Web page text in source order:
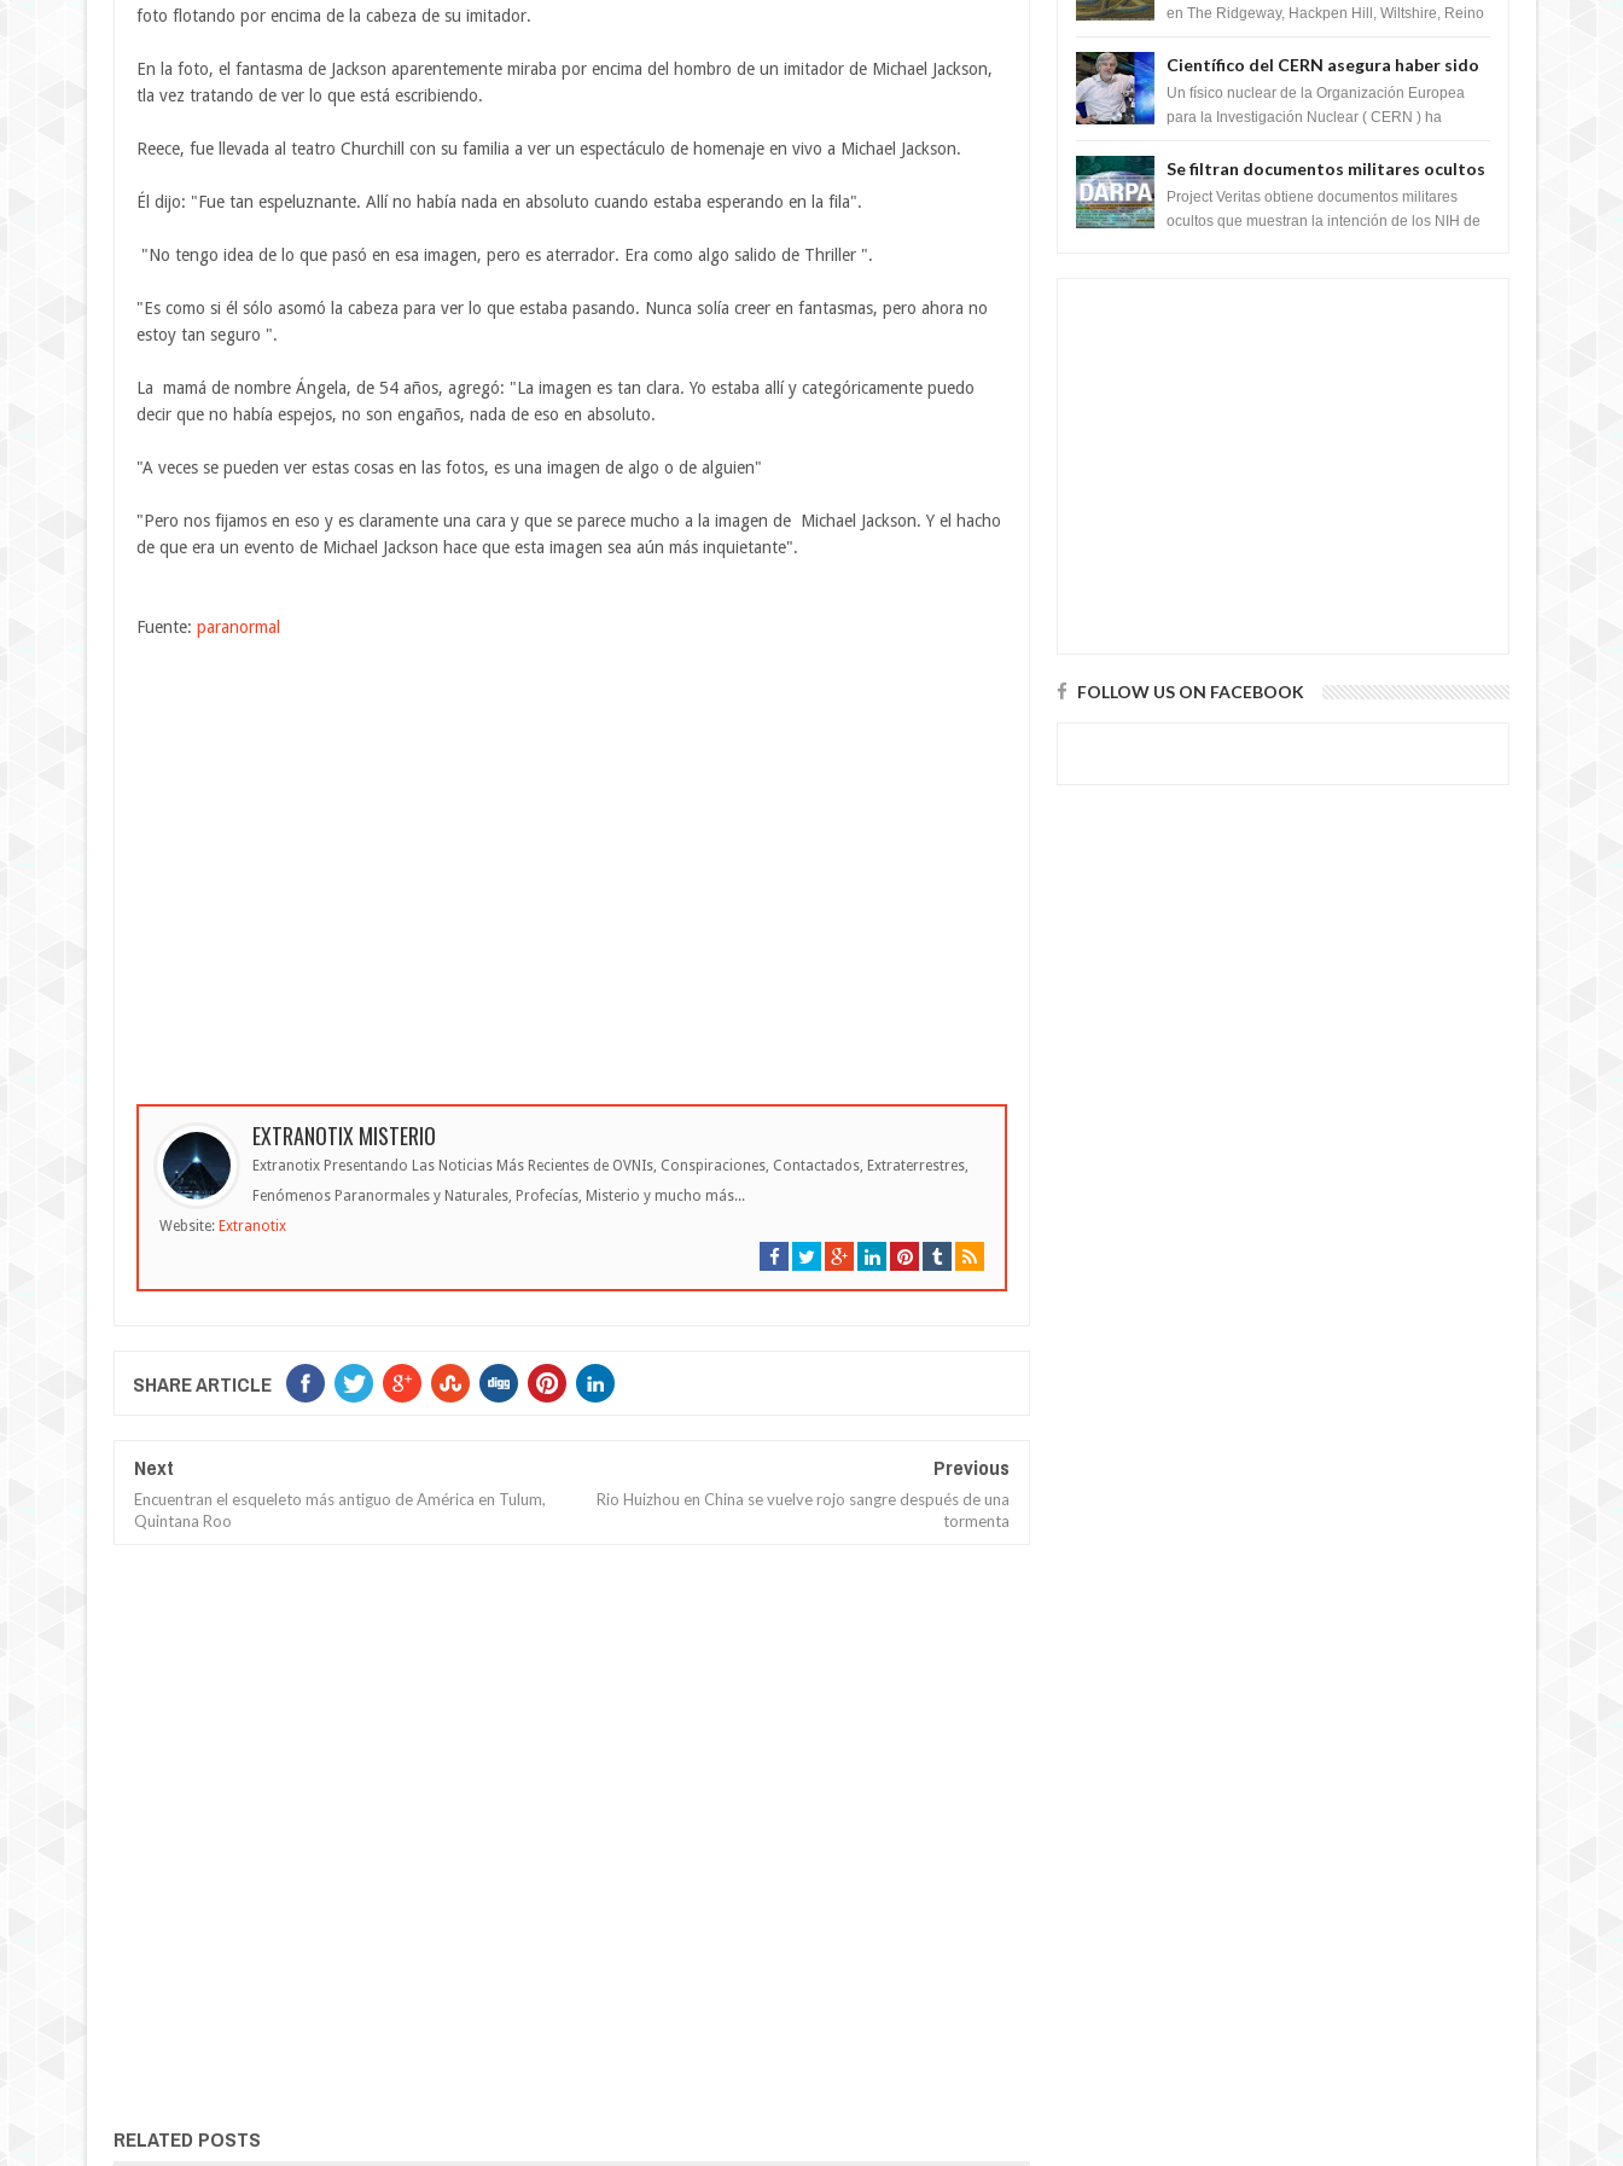
foto flotando por encima de la cabeza de su imitador.
En la foto, el fantasma de Jackson aparentemente miraba por encima del hombro de un imitador de Michael Jackson,
tla vez tratando de ver lo que está escribiendo.
Reece, fue llevada al teatro Churchill con su familia a ver un espectáculo de homenaje en vivo a Michael Jackson.
Él dijo: "Fue tan espeluznante. Allí no había nada en absoluto cuando estaba esperando en la fila".
"No tengo idea de lo que pasó en esa imagen, pero es aterrador. Era como algo salido de Thriller ".
"Es como si él sólo asomó la cabeza para ver lo que estaba pasando. Nunca solía creer en fantasmas, pero ahora no
estoy tan seguro ".
La mamá de nombre Ángela, de 54 años, agregó: "La imagen es tan clara. Yo estaba allí y categóricamente puedo
decir que no había espejos, no son engaños, nada de eso en absoluto.
"A veces se pueden ver estas cosas en las fotos, es una imagen de algo o de alguien"
"Pero nos fijamos en eso y es claramente una cara y que se parece mucho a la imagen de Michael Jackson. Y el hacho
de que era un evento de Michael Jackson hace que esta imagen sea aún más inquietante".
Fuente: paranormal
EXTRANOTIX MISTERIO
Extranotix Presentando Las Noticias Más Recientes de OVNIs, Conspiraciones, Contactados, Extraterrestres,
Fenómenos Paranormales y Naturales, Profecías, Misterio y mucho más...
Website: Extranotix
SHARE ARTICLE
Next
Encuentran el esqueleto más antiguo de América en Tulum,
Quintana Roo
Previous
Rio Huizhou en China se vuelve rojo sangre después de una
tormenta
RELATED POSTS
en The Ridgeway, Hackpen Hill, Wiltshire, Reino
Científico del CERN asegura haber sido
ayudado por seres de luz durante una
prueba del Colisionador de Hadrones
Un físico nuclear de la Organización Europea
para la Investigación Nuclear ( CERN ) ha
corazó...
Se filtran documentos militares ocultos
que muestran la intención de los NIH de
crear el SARS-CoV-2, utilizando la
Project Veritas obtiene documentos militares
ocultos que muestran la intención de los NIH de
FOLLOW US ON FACEBOOK